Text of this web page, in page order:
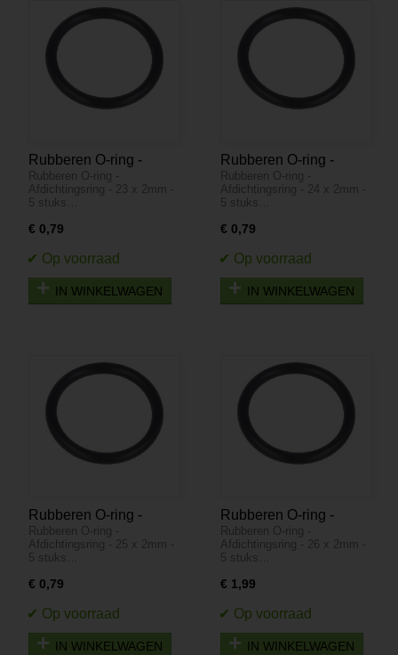
Rubberen O-ring -
Afdichtingsring - 23 x
2mm - 5 stuks
Rubberen O-ring -
Afdichtingsring - 23 x 2mm -
5 stuks…
€ 0,79
IN WINKELWAGEN
Rubberen O-ring -
Afdichtingsring - 24 x
2mm - 5 stuks
Rubberen O-ring -
Afdichtingsring - 24 x 2mm -
5 stuks…
€ 0,79
IN WINKELWAGEN
Rubberen O-ring -
Afdichtingsring - 25 x
2mm - 5 stuks
Rubberen O-ring -
Afdichtingsring - 25 x 2mm -
5 stuks…
€ 0,79
IN WINKELWAGEN
Rubberen O-ring -
Afdichtingsring - 26 x
2mm - 5 stuks
Rubberen O-ring -
Afdichtingsring - 26 x 2mm -
5 stuks…
€ 1,99
IN WINKELWAGEN